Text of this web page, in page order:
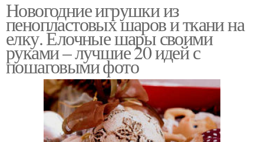
Новогодние игрушки из
пенопластовых шаров и ткани на
елку. Елочные шары своими
руками – лучшие 20 идей с
пошаговыми фото